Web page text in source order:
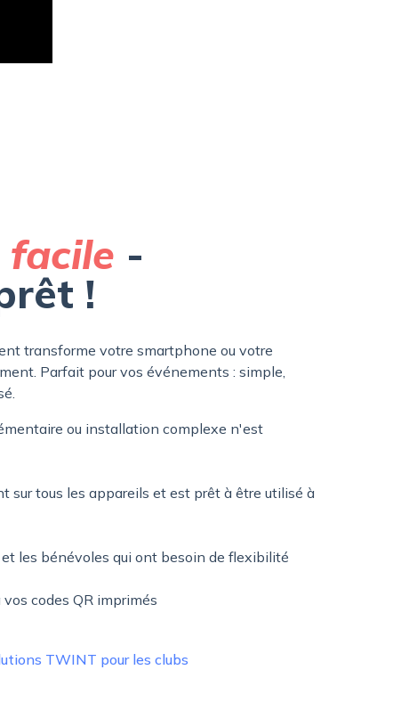
facile -
!
transforme votre smartphone ou votre
Parfait pour vos événements : simple,
ou installation complexe n'est
sur tous les appareils et est prêt à être utilisé à
les bénévoles qui ont besoin de flexibilité
codes QR imprimés
TWINT pour les clubs